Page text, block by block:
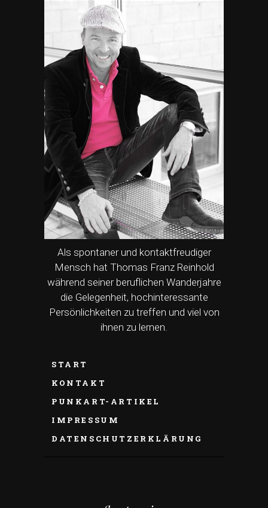
Als spontaner und kontaktfreudiger
Mensch hat Thomas Franz Reinhold
während seiner beruflichen Wanderjahre
die Gelegenheit, hochinteressante
Persönlichkeiten zu treffen und viel von
ihnen zu lernen.
START
KONTAKT
PUNKART-ARTIKEL
IMPRESSUM
DATENSCHUTZERKLÄRUNG